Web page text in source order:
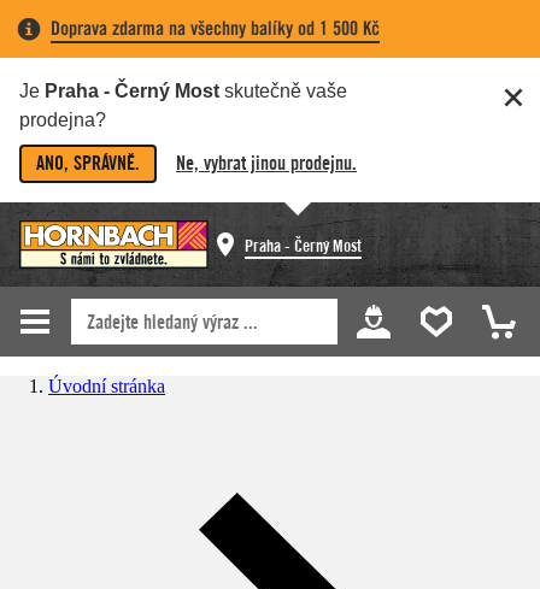
Doprava zdarma na všechny balíky od 1 500 Kč
Je Praha - Černý Most skutečně vaše
prodejna?
ANO, SPRÁVNĚ. Ne, vybrat jinou prodejnu.
Praha - Černý Most
Úvodní stránka